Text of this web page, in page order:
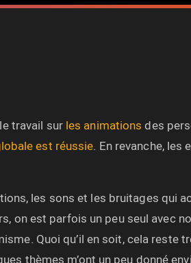
travail sur les animations des
est réussie. En revanche,
les sons et les bruitages qui
on est parfois un peu seul avec
Quoi qu’il en soit, cela reste
thèmes m’ont un peu donné